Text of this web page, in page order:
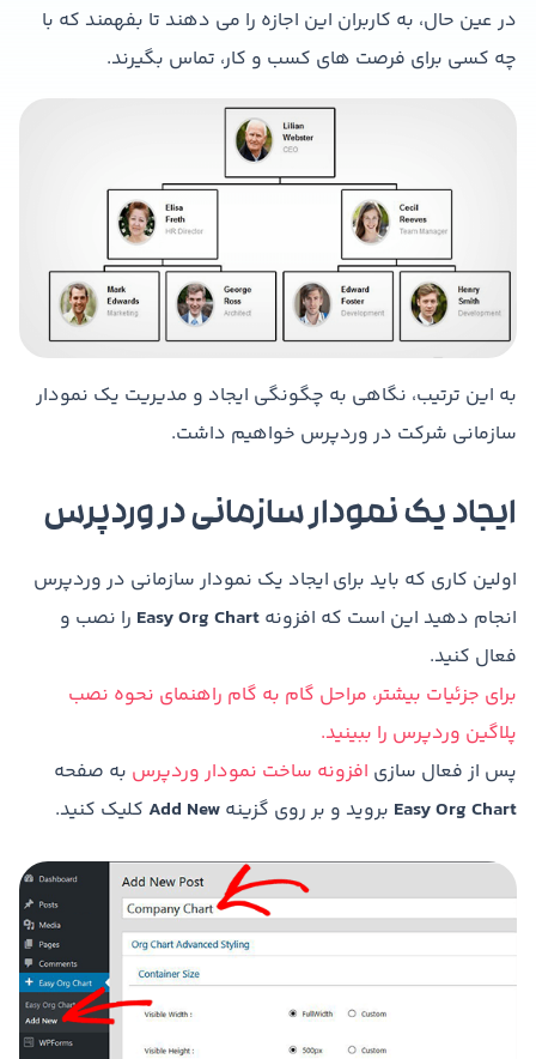
در عین حال، به کاربران این اجازه را می دهند تا بفهمند که با
چه کسی برای فرصت های کسب و کار، تماس بگیرند.
به این ترتیب، نگاهی به چگونگی ایجاد و مدیریت یک نمودار
سازمانی شرکت در وردپرس خواهیم داشت.
ایجاد یک نمودار سازمانی در وردپرس
اولین کاری که باید برای ایجاد یک نمودار سازمانی در وردپرس
انجام دهید این است که افزونه Easy Org Chart را نصب و
فعال کنید.
برای جزئیات بیشتر، مراحل گام به گام راهنمای نحوه نصب
پلاگین وردپرس را ببینید.
پس از فعال سازی افزونه ساخت نمودار وردپرس به صفحه
Easy Org Chart بروید و بر روی گزینه Add New کلیک کنید.